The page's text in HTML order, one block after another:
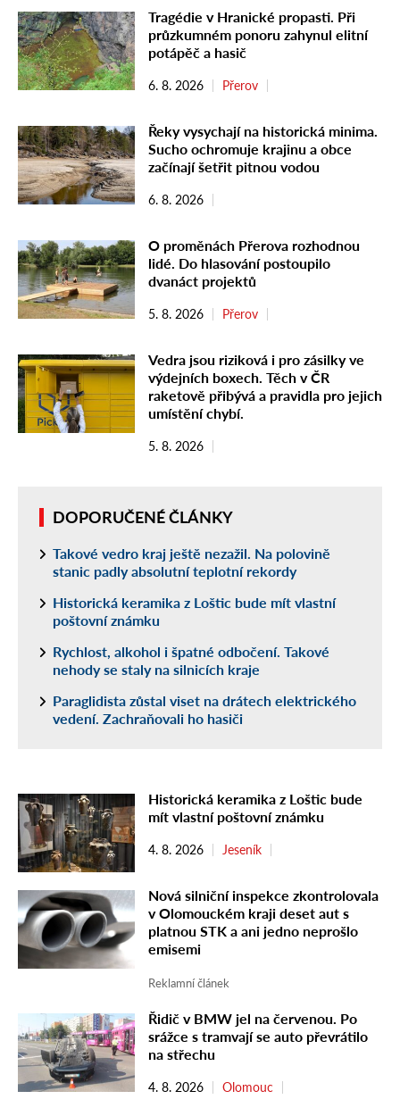
Tragédie v Hranické propasti. Při
průzkumném ponoru zahynul elitní
potápěč a hasič
6. 8. 2026 Přerov
Řeky vysychají na historická minima.
Sucho ochromuje krajinu a obce
začínají šetřit pitnou vodou
6. 8. 2026
O proměnách Přerova rozhodnou
lidé. Do hlasování postoupilo
dvanáct projektů
5. 8. 2026 Přerov
Vedra jsou riziková i pro zásilky ve
výdejních boxech. Těch v ČR
raketově přibývá a pravidla pro jejich
umístění chybí.
5. 8. 2026
DOPORUČENÉ ČLÁNKY
Takové vedro kraj ještě nezažil. Na polovině
stanic padly absolutní teplotní rekordy
Historická keramika z Loštic bude mít vlastní
poštovní známku
Rychlost, alkohol i špatné odbočení. Takové
nehody se staly na silnicích kraje
Paraglidista zůstal viset na drátech elektrického
vedení. Zachraňovali ho hasiči
Historická keramika z Loštic bude
mít vlastní poštovní známku
4. 8. 2026 Jeseník
Nová silniční inspekce zkontrolovala
v Olomouckém kraji deset aut s
platnou STK a ani jedno neprošlo
emisemi
Reklamní článek
Řidič v BMW jel na červenou. Po
srážce s tramvají se auto převrátilo
na střechu
4. 8. 2026 Olomouc